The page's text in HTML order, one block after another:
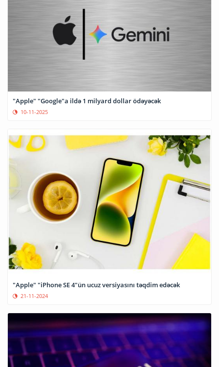
"Apple" "Google"a ildə 1 milyard dollar ödəyəcək
10-11-2025
"Apple" "iPhone SE 4"ün ucuz versiyasını təqdim edəcək
21-11-2024